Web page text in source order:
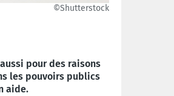
©Shutterstock
pour des raisons
les pouvoirs publics
aide.